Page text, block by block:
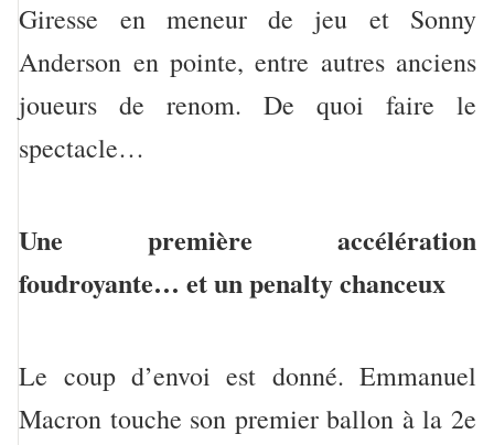
Giresse en meneur de jeu et Sonny
Anderson en pointe, entre autres anciens
joueurs de renom. De quoi faire le
spectacle…
Une première accélération
foudroyante… et un penalty chanceux
Le coup d’envoi est donné. Emmanuel
Macron touche son premier ballon à la 2e